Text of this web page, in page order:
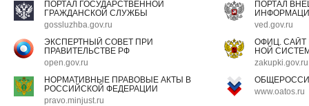
ПОРТАЛ ГОСУДАРСТВЕННОЙ
ГРАЖДАНСКОЙ СЛУЖБЫ
gossluzhba.gov.ru
ПОРТАЛ
ved.gov.ru
ЭКСПЕРТНЫЙ СОВЕТ ПРИ
ПРАВИТЕЛЬСТВЕ РФ
open.gov.ru
ОФИЦ.
НОЙ
zakupki.gov.ru
НОРМАТИВНЫЕ ПРАВОВЫЕ АКТЫ В
РОССИЙСКОЙ ФЕДЕРАЦИИ
pravo.minjust.ru
www.oatos.ru